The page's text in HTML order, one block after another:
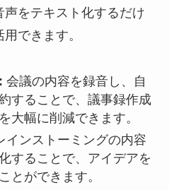
をテキスト化するだけ
できます。
会議の内容を録音し、自
することで、議事録作成
大幅に削減できます。
インストーミングの内容
することで、アイデアを
とができます。